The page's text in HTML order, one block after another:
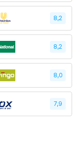
8,2
8,2
8,0
7,9